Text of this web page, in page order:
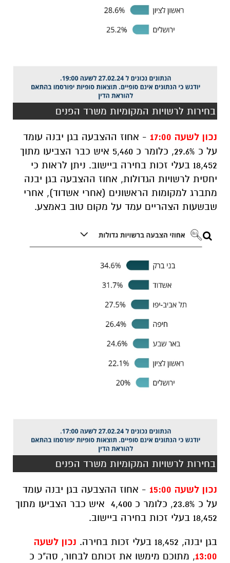
בחירות לרשויות המקומיות משרד הפנים
נכון לשעה 17:00
- אחוז ההצבעה בגן יבנה עומד
על כ 29.6%, כלומר כ 5,460 איש כבר הצביעו מתוך
18,452 בעלי זכות בחירה ביישוב. ניתן לראות כי
יחסית לרשויות הגדולות, אחוז ההצבעה בגן יבנה
מתברג למקומות הראשונים (אחרי אשדוד), אחרי
שבשעות הצהריים עמד על מקום טוב באמצע.
בחירות לרשויות המקומיות משרד הפנים
נכון לשעה 15:00
- אחוז ההצבעה בגן יבנה עומד
על כ 23.8%, כלומר כ 4,400 איש כבר הצביעו מתוך
18,452 בעלי זכות בחירה ביישוב.
בגן יבנה, 18,452 בעלי זכות בחירה.
נכון לשעה
13:00, מתוכם מימשו את זכותם לבחור, סה"כ כ